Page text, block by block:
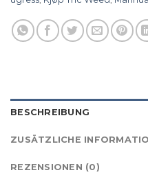
BESCHREIBUNG
ZUSÄTZLICHE
REZENSIONEN (0)